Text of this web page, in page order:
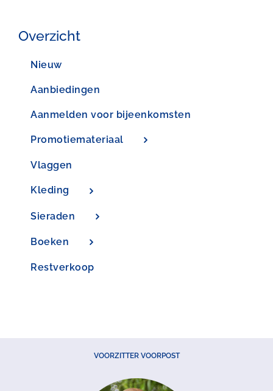
Overzicht
Nieuw
Aanbiedingen
Aanmelden voor bijeenkomsten
Promotiemateriaal
Vlaggen
Kleding
Sieraden
Boeken
Restverkoop
VOORZITTER VOORPOST